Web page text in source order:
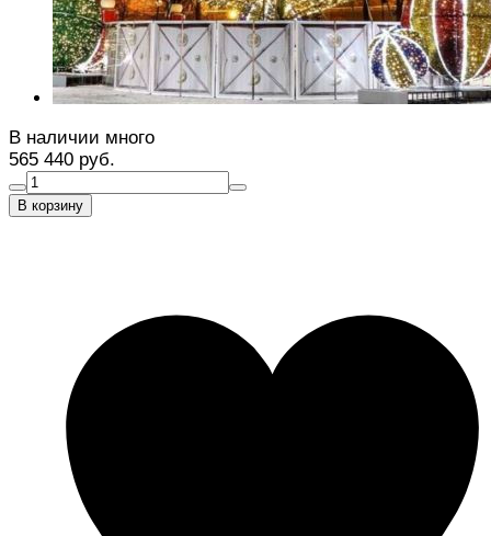
В наличии много
565 440 руб.
В корзину